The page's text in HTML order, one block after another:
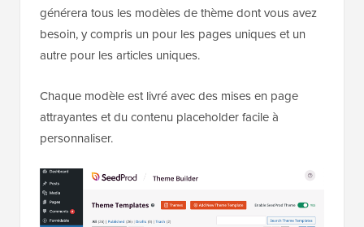
générera tous les modèles de thème dont vous avez
besoin, y compris un pour les pages uniques et un
autre pour les articles uniques.
Chaque modèle est livré avec des mises en page
attrayantes et du contenu placeholder facile à
personnaliser.